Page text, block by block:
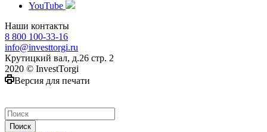
YouTube
Наши контакты
8 800 100-33-16
info@investtorgi.ru
Крутицкий вал, д.26 стр. 2
2020 © InvestTorgi
Версия для печати
Поиск